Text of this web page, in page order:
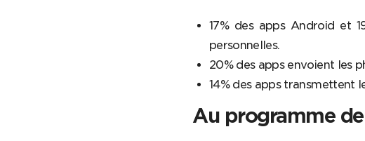
17% des apps Android et
personnelles.
20% des apps envoient les
14% des apps transmettent
Au programme